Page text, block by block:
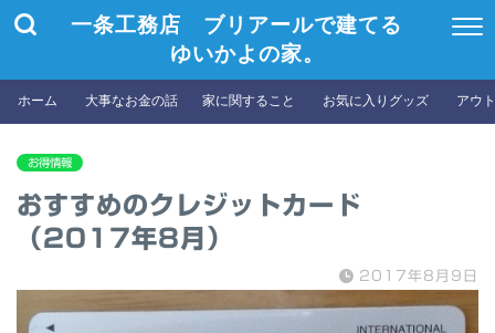
一条工務店 ブリアールで建てる
ゆいかよの家。
ホーム 大事なお金の話 家に関すること お気に入りグッズ アウ
お得情報
おすすめのクレジットカード
（2017年8月）
2017年8月9日